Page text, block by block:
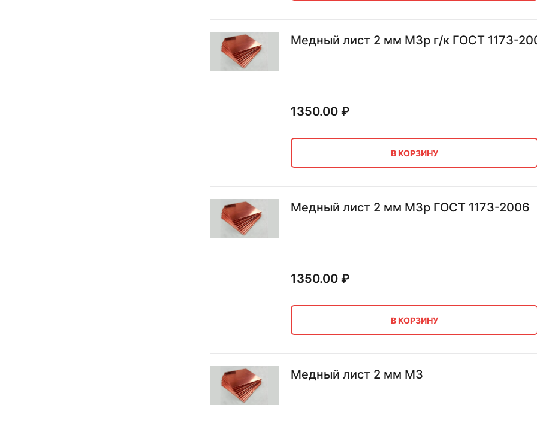
Медный лист 2 мм М3р г/к ГОСТ 1173-
1350.00₽
В КОРЗИНУ
Медный лист 2 мм М3р ГОСТ 1173-2006
1350.00₽
В КОРЗИНУ
Медный лист 2 мм М3